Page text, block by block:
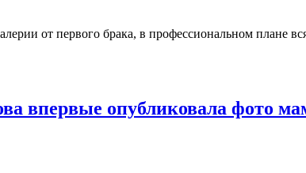
от первого брака, в профессиональном плане
впервые опубликовала фото